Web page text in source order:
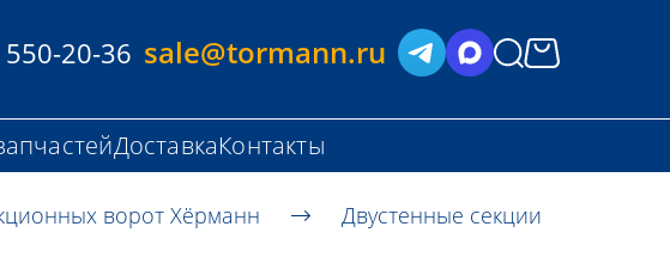
20-36 sale@tormann.ru
ДоставкаКонтакты
ворот Хёрманн
Двустенные секции